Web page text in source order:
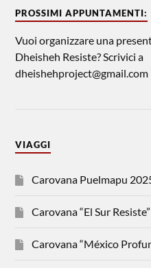
PROSSIMI APPUNTAMENTI:
Vuoi organizzare una
Dheisheh Resiste? Scrivici a
dheishehproject@gmail.com
VIAGGI
Carovana Puelmapu
Carovana “El Sur Resiste”
Carovana “México